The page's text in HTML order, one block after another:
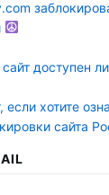
доступен
если хотите
сайта